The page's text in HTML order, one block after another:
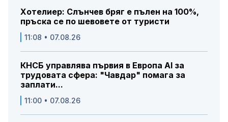
Хотелиер: Слънчев бряг е пълен на 100%,
пръска се по шевовете от туристи
11:08 • 07.08.26
КНСБ управлява първия в Европа AI за
трудовата сфера: "Чавдар" помага за
заплати...
11:00 • 07.08.26